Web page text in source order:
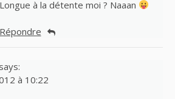
Longue à la détente moi ? Naaan
Répondre
says:
à 10:22